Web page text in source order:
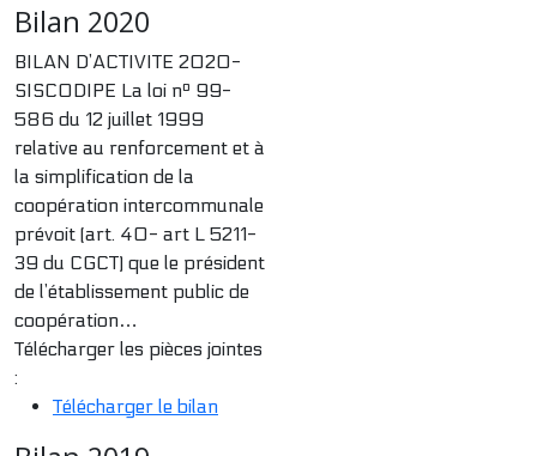
Bilan 2020
BILAN D’ACTIVITE 2020-
SISCODIPE La loi nº 99-
586 du 12 juillet 1999
relative au renforcement et à
la simplification de la
coopération intercommunale
prévoit (art. 40- art L 5211-
39 du CGCT) que le président
de l’établissement public de
coopération…
Télécharger les pièces jointes
:
Télécharger le bilan